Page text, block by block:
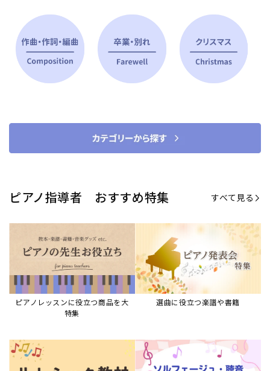
ピアノ指導者 おすすめ特集 すべて見る
ピアノレッスンに役立つ商品を大
特集
選曲に役立つ楽譜や書籍